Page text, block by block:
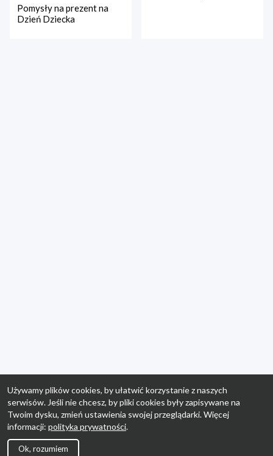
Pomysły na prezent na
Dzień Dziecka
Używamy plików cookies, by ułatwić korzystanie z naszych
serwisów. Jeśli nie chcesz, by pliki cookies były zapisywane na
Twoim dysku, zmień ustawienia swojej przeglądarki. Więcej
informacji: polityka prywatności.
Ok, rozumiem